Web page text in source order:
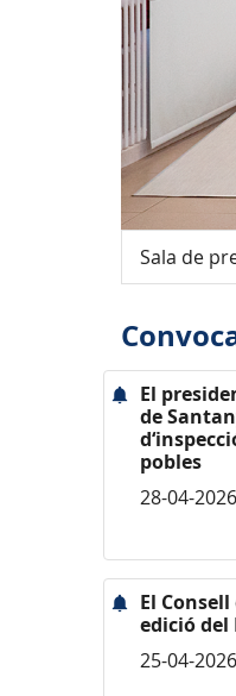
Sala de
El
de
pobles
28-04-
El
edició del
25-04-